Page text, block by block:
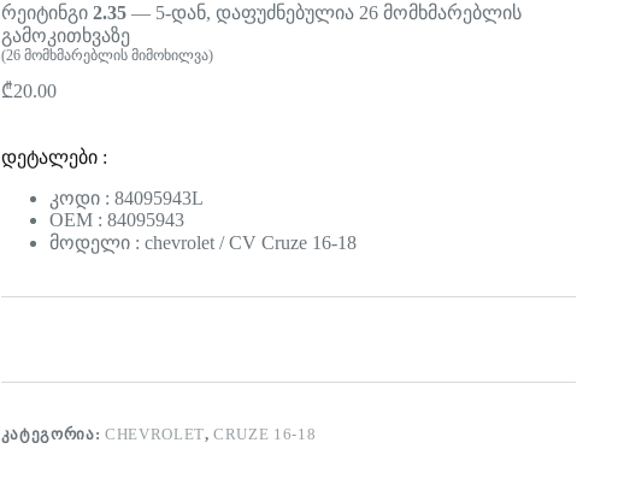
რეიტინგი 2.35— 5-დან, დაფუძნებულია 26მომხმარებლის
გამოკითხვაზე
(26მომხმარებლის მიმოხილვა)
₾20.00
დეტალები :
კოდი : 84095943L
OEM : 84095943
მოდელი : chevrolet / CV Cruze 16-18
ᲙᲐᲢᲔᲒᲝᲠᲘᲐ: CHEVROLET,CRUZE 16-18